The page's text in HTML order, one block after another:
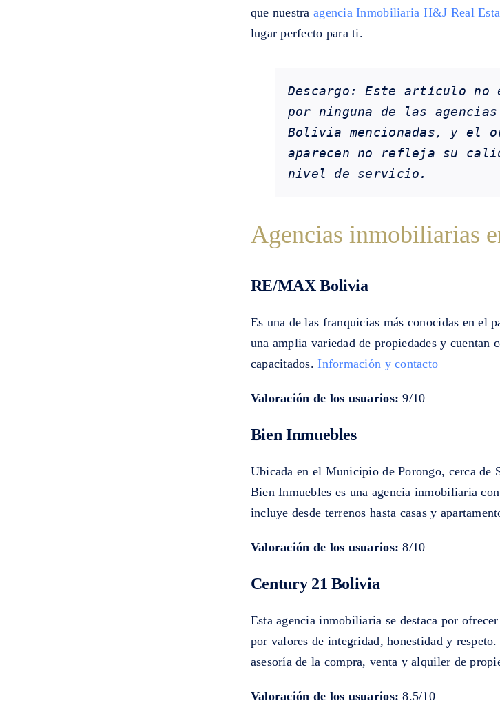
que nuestraagencia Inmobiliaria H&J Real
lugar perfecto para ti.
Descargo: Este artículo no
por ninguna de las
Bolivia mencionadas, y el
aparecen no refleja su
nivel de servicio.
Agencias inmobiliarias
RE/MAX Bolivia
Es una de las franquicias más conocidas en el
una amplia variedad de propiedades y cuentan
capacitados.Información y contacto
Valoración de los usuarios: 9/10
Bien Inmuebles
Ubicada en el Municipio de Porongo, cerca de
Bien Inmuebles es una agencia inmobiliaria
incluye desde terrenos hasta casas y
Valoración de los usuarios: 8/10
Century 21 Bolivia
Esta agencia inmobiliaria se destaca por
por valores de integridad, honestidad y
asesoría de la compra, venta y alquiler de
Valoración de los usuarios: 8.5/10